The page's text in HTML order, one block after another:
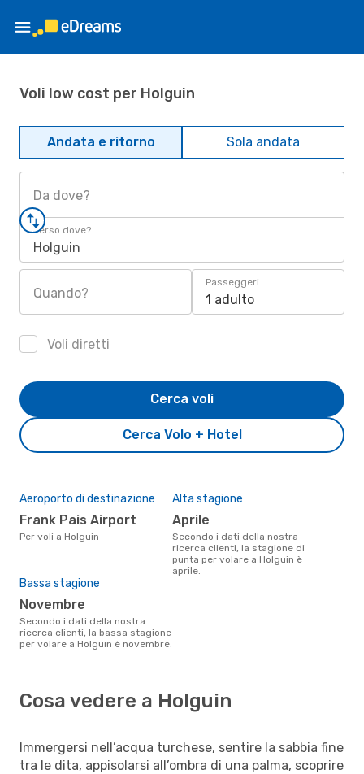
Voli low cost per Holguin
Andata e ritorno Sola andata
Da dove?
Verso dove?
Holguin
Quando?
Passeggeri
1 adulto
Voli diretti
Cerca Volo + Hotel
Cerca voli
Aeroporto di destinazione
Frank Pais Airport
Per voli a Holguin
Alta stagione
aprile
Secondo i dati della nostra
ricerca clienti, la stagione di
punta per volare a Holguin è
aprile.
Bassa stagione
novembre
Secondo i dati della nostra
ricerca clienti, la bassa stagione
per volare a Holguin è novembre.
Cosa vedere a Holguin
Immergersi nell’acqua turchese, sentire la sabbia fine
tra le dita, appisolarsi all’ombra di una palma, scoprire